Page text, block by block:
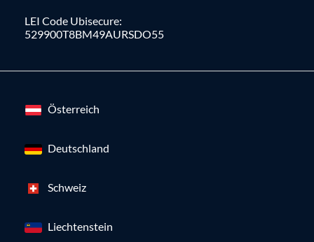
LEI Code Ubisecure:
529900T8BM49AURSDO55
Österreich
Deutschland
Schweiz
Liechtenstein